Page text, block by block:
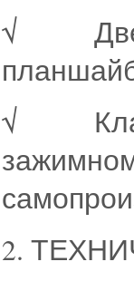
√ Две
√
2.